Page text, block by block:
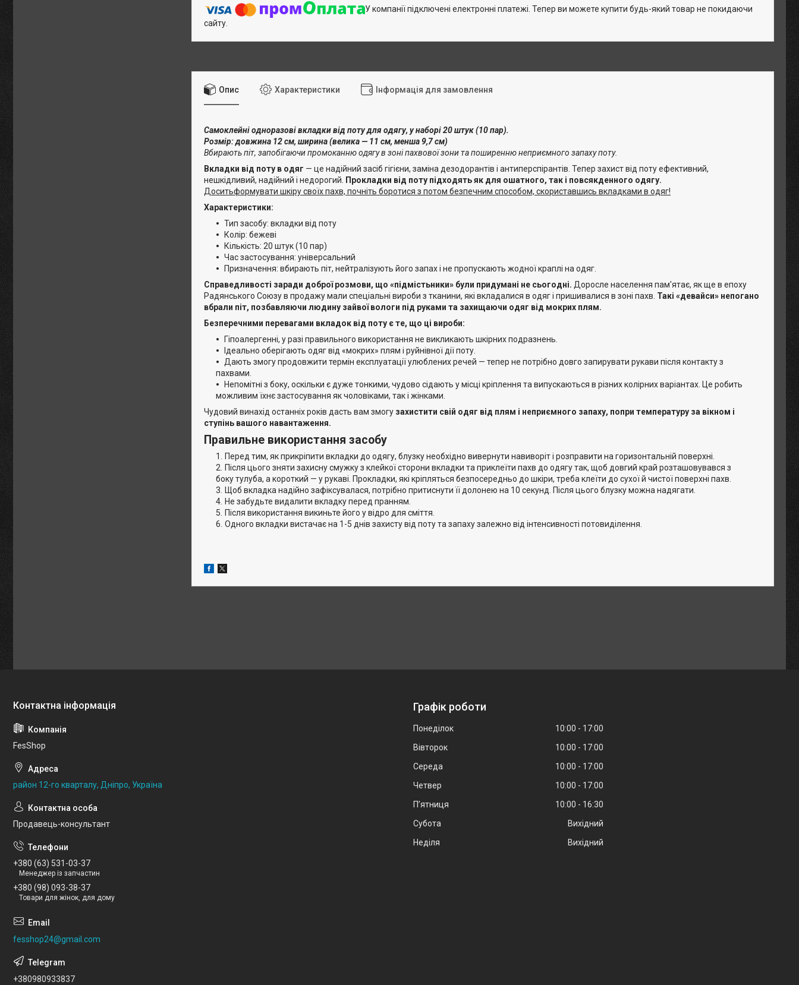
У компанії підключені електронні платежі. Тепер ви можете купити будь-який товар не покидаючи
сайту.
Опис Характеристики Інформація для замовлення
Самоклейні одноразові вкладки від поту для одягу, у наборі 20 штук (10 пар).
Розмір: довжина 12 см, ширина (велика — 11 см, менша 9,7 см)
Вбирають піт, запобігаючи промоканню одягу в зоні пахвової зони та поширенню неприємного запаху поту.
Вкладки від поту в одяг — це надійний засіб гігієни, заміна дезодорантів і антиперспірантів. Тепер захист від поту ефективний,
нешкідливий, надійний і недорогий.
Прокладки від поту підходять як для ошатного, так і повсякденного одягу.
Доситьформувати шкіру своїх пахв, почніть боротися з потом безпечним способом, скориставшись вкладками в одяг!
Характеристики:
Тип засобу: вкладки від поту
Колір: бежеві
Кількість: 20 штук (10 пар)
Час застосування: універсальний
Призначення: вбирають піт, нейтралізують його запах і не пропускають жодної краплі на одяг.
Справедливості заради доброї розмови, що «підмістьники» були придумані не сьогодні. Доросле населення пам'ятає, як ще в епоху
Радянського Союзу в продажу мали спеціальні вироби з тканини, які вкладалися в одяг і пришивалися в зоні пахв. Такі «девайси» непогано
вбрали піт, позбавляючи людину зайвої вологи під руками та захищаючи одяг від мокрих плям.
Безперечними перевагами вкладок від поту є те, що ці вироби:
Гіпоалергенні, у разі правильного використання не викликають шкірних подразнень.
Ідеально оберігають одяг від «мокрих» плям і руйнівної дії поту.
Дають змогу продовжити термін експлуатації улюблених речей — тепер не потрібно довго запирувати рукави після контакту з
пахвами.
Непомітні з боку, оскільки є дуже тонкими, чудово сідають у місці кріплення та випускаються в різних колірних варіантах. Це робить
можливим їхнє застосування як чоловіками, так і жінками.
Чудовий винахід останніх років дасть вам змогу захистити свій одяг від плям і неприємного запаху, попри температуру за вікном і
ступінь вашого навантаження.
Правильне використання засобу
Перед тим, як прикріпити вкладки до одягу, блузку необхідно вивернути навиворіт і розправити на горизонтальній поверхні.
Після цього зняти захисну смужку з клейкої сторони вкладки та приклеїти пахв до одягу так, щоб довгий край розташовувався з
боку тулуба, а короткий — у рукаві. Прокладки, які кріпляться безпосередньо до шкіри, треба клеїти до сухої й чистої поверхні пахв.
Щоб вкладка надійно зафіксувалася, потрібно притиснути її долонею на 10 секунд. Після цього блузку можна надягати.
Не забудьте видалити вкладку перед пранням.
Після використання викиньте його у відро для сміття.
Одного вкладки вистачає на 1-5 днів захисту від поту та запаху залежно від інтенсивності потовиділення.
FesShop
район 12-го кварталу, Дніпро, Україна
Продавець-консультант
+380 (63) 531-03-37
Менеджер із запчастин
+380 (98) 093-38-37
Товари для жінок, для дому
fesshop24@gmail.com
+380980933837
Графік роботи
Понеділок 10:00
17:00
Вівторок
10:00
17:00
Середа
10:00
17:00
Четвер
10:00
17:00
Пʼятниця
10:00
16:30
Субота
Вихідний
Неділя
Вихідний